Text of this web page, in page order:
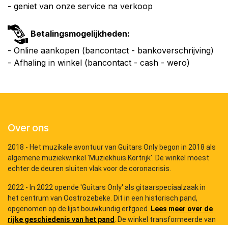
- geniet van onze service na verkoop
Betalingsmogelijkheden:
- Online aankopen (bancontact - bankoverschrijving)
- Afhaling in winkel (bancontact - cash - wero)
Over ons
2018 - Het muzikale avontuur van Guitars Only begon in 2018 als
algemene muziekwinkel 'Muziekhuis Kortrijk'. De winkel moest
echter de deuren sluiten vlak voor de coronacrisis.
2022 - In 2022 opende 'Guitars Only' als gitaarspeciaalzaak in
het centrum van Oostrozebeke. Dit in een historisch pand,
opgenomen op de lijst bouwkundig erfgoed. Lees meer over de
rijke geschiedenis van het pand . De winkel transformeerde van